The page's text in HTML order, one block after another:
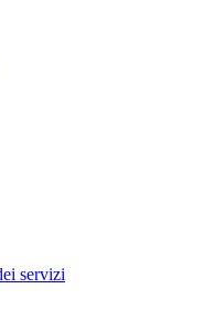
servizi